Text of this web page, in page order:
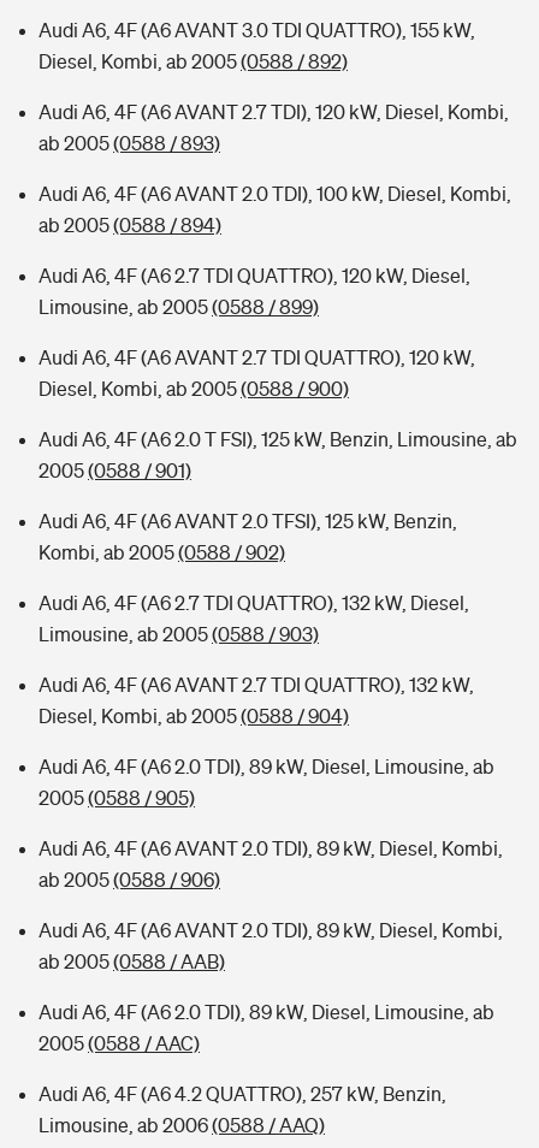
Audi A6, 4F (A6 AVANT 3.0 TDI QUATTRO), 155 kW,
Diesel, Kombi, ab 2005(0588 / 892)
Audi A6, 4F (A6 AVANT 2.7 TDI), 120 kW, Diesel, Kombi,
ab 2005(0588 / 893)
Audi A6, 4F (A6 AVANT 2.0 TDI), 100 kW, Diesel, Kombi,
ab 2005(0588 / 894)
Audi A6, 4F (A6 2.7 TDI QUATTRO), 120 kW, Diesel,
Limousine, ab 2005(0588 / 899)
Audi A6, 4F (A6 AVANT 2.7 TDI QUATTRO), 120 kW,
Diesel, Kombi, ab 2005(0588 / 900)
Audi A6, 4F (A6 2.0 T FSI), 125 kW, Benzin, Limousine, ab
2005(0588 / 901)
Audi A6, 4F (A6 AVANT 2.0 TFSI), 125 kW, Benzin,
Kombi, ab 2005(0588 / 902)
Audi A6, 4F (A6 2.7 TDI QUATTRO), 132 kW, Diesel,
Limousine, ab 2005(0588 / 903)
Audi A6, 4F (A6 AVANT 2.7 TDI QUATTRO), 132 kW,
Diesel, Kombi, ab 2005(0588 / 904)
Audi A6, 4F (A6 2.0 TDI), 89 kW, Diesel, Limousine, ab
2005(0588 / 905)
Audi A6, 4F (A6 AVANT 2.0 TDI), 89 kW, Diesel, Kombi,
ab 2005(0588 / 906)
Audi A6, 4F (A6 AVANT 2.0 TDI), 89 kW, Diesel, Kombi,
ab 2005(0588 / AAB)
Audi A6, 4F (A6 2.0 TDI), 89 kW, Diesel, Limousine, ab
2005(0588 / AAC)
Audi A6, 4F (A6 4.2 QUATTRO), 257 kW, Benzin,
Limousine, ab 2006(0588 / AAQ)